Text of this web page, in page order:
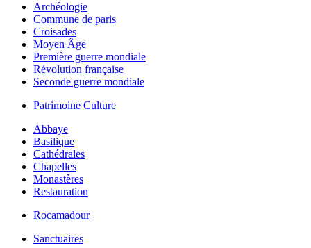
Archéologie
Commune de paris
Croisades
Moyen Âge
Première guerre mondiale
Révolution française
Seconde guerre mondiale
Patrimoine Culture
Abbaye
Basilique
Cathédrales
Chapelles
Monastères
Restauration
Rocamadour
Sanctuaires